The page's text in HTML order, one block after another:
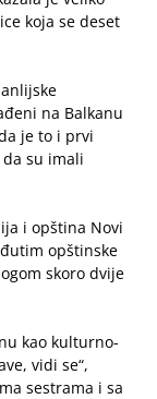
koja se deset
na Balkanu
je to i prvi
su imali
i opština Novi
opštinske
skoro dvije
kao kulturno-
vidi se“,
sestrama i sa